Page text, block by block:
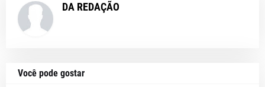
DA REDAÇÃO
Você pode gostar